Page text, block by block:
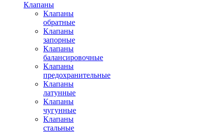
Клапаны
Клапаны
обратные
Клапаны
запорные
Клапаны
балансировочные
Клапаны
предохранительные
Клапаны
латунные
Клапаны
чугунные
Клапаны
стальные